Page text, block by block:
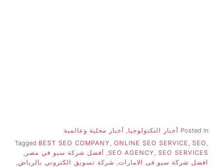
Posted in أخبار التكنولوجيا, أخبار محلية وعالمية
Tagged BEST SEO COMPANY , ONLINE SEO SERVICE , SEO ,
SEO AGENCY , SEO SERVICES
, أفضل شركة سيو في مصر ,
افضل شركة سيو فى الامارات, شركة تسويق الكتروني بالرياض,